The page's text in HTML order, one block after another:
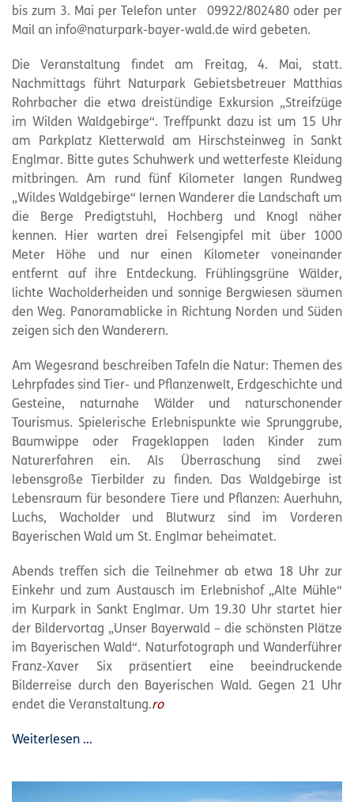
bis zum 3. Mai per Telefon unter 09922/802480 oder per
Mail an info@naturpark-bayer-wald.de wird gebeten.
Die Veranstaltung findet am Freitag, 4. Mai, statt.
Nachmittags führt
Naturpark Gebietsbetreuer Matthias
Rohrbacher die etwa dreistündige Exkursion „Streifzüge
im Wilden Waldgebirge“. Treffpunkt dazu ist um 15 Uhr
am Parkplatz Kletterwald am Hirschsteinweg in Sankt
Englmar. Bitte gutes Schuhwerk und wetterfeste Kleidung
mitbringen. Am rund fünf Kilometer langen Rundweg
„Wildes Waldgebirge“ lernen Wanderer die Landschaft um
die Berge Predigtstuhl, Hochberg und Knogl näher
kennen. Hier warten drei Felsengipfel mit über 1000
Meter Höhe und nur einen Kilometer voneinander
entfernt auf ihre Entdeckung. Frühlingsgrüne Wälder,
lichte Wacholderheiden und sonnige Bergwiesen säumen
den Weg. Panoramablicke in Richtung Norden und Süden
zeigen sich den Wanderern.
Am Wegesrand beschreiben Tafeln die Natur: Themen des
Lehrpfades sind Tier- und Pflanzenwelt, Erdgeschichte und
Gesteine, naturnahe Wälder und naturschonender
Tourismus. Spielerische Erlebnispunkte wie Sprunggrube,
Baumwippe oder Frageklappen laden Kinder zum
Naturerfahren ein. Als Überraschung sind zwei
lebensgroße Tierbilder zu finden. Das Waldgebirge ist
Lebensraum für besondere Tiere und Pflanzen: Auerhuhn,
Luchs, Wacholder und Blutwurz sind im Vorderen
Bayerischen Wald um St. Englmar beheimatet.
Abends treffen sich die Teilnehmer ab etwa 18 Uhr zur
Einkehr und zum Austausch im Erlebnishof „Alte Mühle“
im Kurpark in Sankt Englmar. Um 19.30 Uhr startet hier
der Bildervortag „Unser Bayerwald – die schönsten Plätze
im Bayerischen Wald“. Naturfotograph und Wanderführer
Franz-Xaver Six präsentiert eine beeindruckende
Bilderreise durch den Bayerischen Wald. Gegen 21 Uhr
endet die Veranstaltung.ro
Weiterlesen …